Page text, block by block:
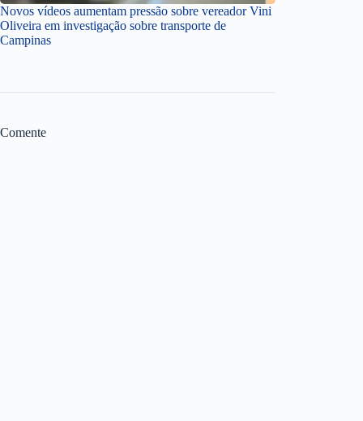
Novos vídeos aumentam pressão sobre vereador Vini
Oliveira em investigação sobre transporte de
Campinas
Comente